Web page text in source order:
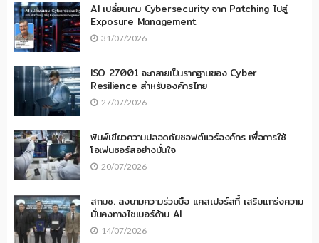
AI เปลี่ยนเกม Cybersecurity จาก Patching ไปสู่
Exposure Management
31/07/2026
ISO 27001 จะกลายเป็นรากฐานของ Cyber
Resilience สำหรับองค์กรไทย
27/07/2026
พิมพ์เขียวความปลอดภัยซอฟต์แวร์องค์กร เพื่อการใช้
โอเพ่นซอร์สอย่างมั่นใจ
20/07/2026
สกมช. ลงนามความร่วมมือ แคสเปอร์สกี้ เสริมแกร่งความ
มั่นคงทางไซเบอร์ด้าน AI
14/07/2026